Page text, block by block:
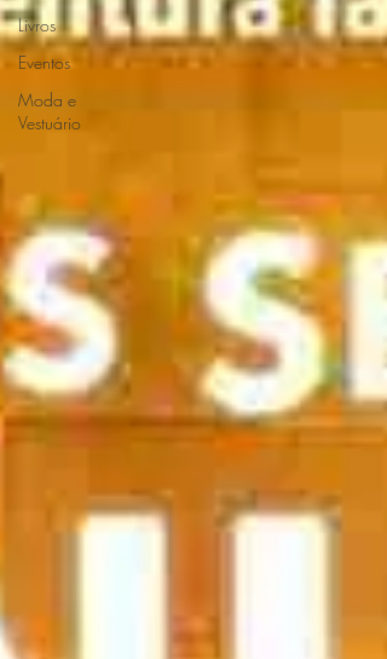
Livros
Eventos
Moda e
Vestuário